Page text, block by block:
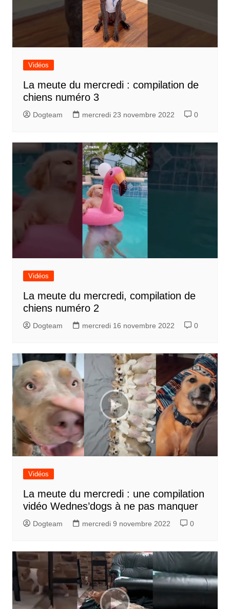
Vidéos
La meute du mercredi : compilation de
chiens numéro 3
Dogteam mercredi 23 novembre 2022 0
Vidéos
La meute du mercredi, compilation de
chiens numéro 2
Dogteam mercredi 16 novembre 2022 0
Vidéos
La meute du mercredi : une compilation
vidéo Wednes’dogs à ne pas manquer
Dogteam mercredi 9 novembre 2022 0